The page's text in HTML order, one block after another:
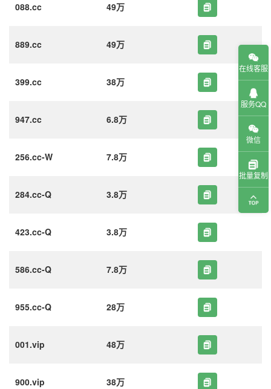
088.cc 49万
889.cc 49万
399.cc 38万
947.cc 6.8万
256.cc-W 7.8万
284.cc-Q 3.8万
423.cc-Q 3.8万
586.cc-Q 7.8万
955.cc-Q 28万
001.vip 48万
900.vip 38万
在线客服
服务QQ
微信
批量复制